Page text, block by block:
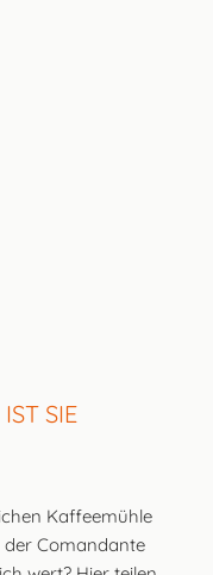
SIE
Kaffeemühle
Comandante